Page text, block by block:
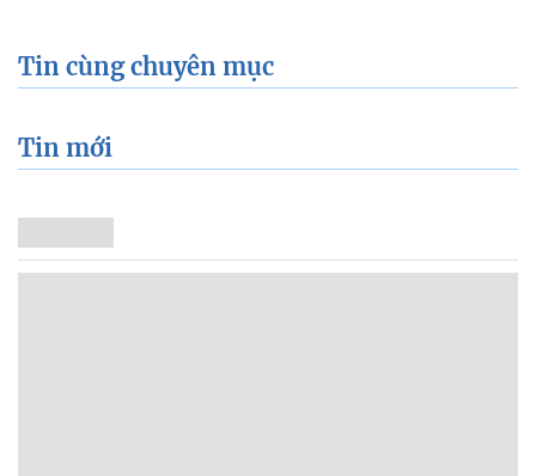
Tin cùng chuyên mục
Tin mới